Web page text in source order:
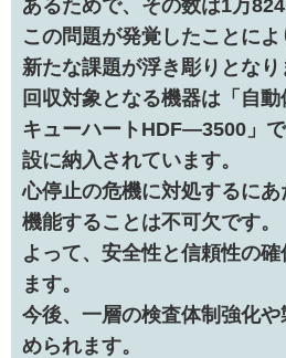
あるためで、その数は1万
この問題が発覚したことに
新たな課題が浮き彫りとなり
回収対象となる機器は「自
キューハートHDF―3500」
設に納入されています。
心停止の危機に対処するに
機能することは不可欠です。
よって、安全性と信頼性の
ます。
今後、一層の検査体制強化
められます。